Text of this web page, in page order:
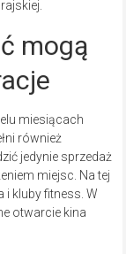
mogą
miesiącach
również
jedynie sprzedaż
miejsc. Na tej
i kluby fitness. W
otwarcie kina